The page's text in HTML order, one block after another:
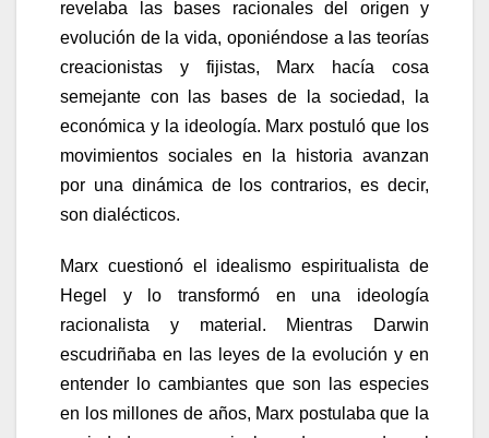
revelaba las bases racionales del origen y
evolución de la vida, oponiéndose a las teorías
creacionistas y fijistas, Marx hacía cosa
semejante con las bases de la sociedad, la
económica y la ideología. Marx postuló que los
movimientos sociales en la historia avanzan
por una dinámica de los contrarios, es decir,
son dialécticos.
Marx cuestionó el idealismo espiritualista de
Hegel y lo transformó en una ideología
racionalista y material. Mientras Darwin
escudriñaba en las leyes de la evolución y en
entender lo cambiantes que son las especies
en los millones de años, Marx postulaba que la